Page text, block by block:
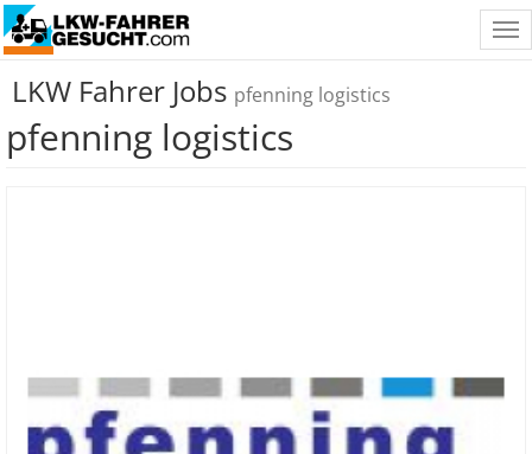
LKW Fahrer Jobs pfenning logistics
pfenning logistics